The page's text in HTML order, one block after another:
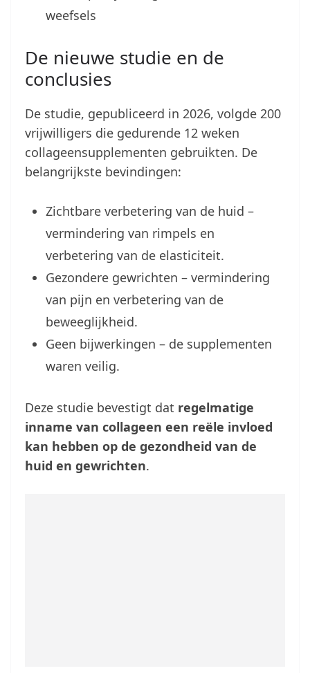
weefsels
De nieuwe studie en de
conclusies
De studie, gepubliceerd in 2026, volgde 200
vrijwilligers die gedurende 12 weken
collageensupplementen gebruikten. De
belangrijkste bevindingen:
Zichtbare verbetering van de huid –
vermindering van rimpels en
verbetering van de elasticiteit.
Gezondere gewrichten – vermindering
van pijn en verbetering van de
beweeglijkheid.
Geen bijwerkingen – de supplementen
waren veilig.
Deze studie bevestigt dat regelmatige
inname van collageen een reële invloed
kan hebben op de gezondheid van de
huid en gewrichten.